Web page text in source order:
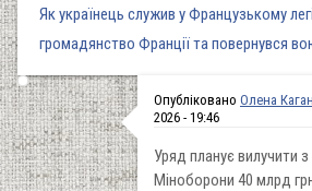
Як українець служив у Французькому
громадянство Франції та повернувся
Опубліковано Олена
2026 - 19:46
Уряд планує вилучити
Міноборони 40 млрд